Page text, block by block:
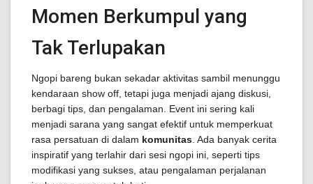
Momen Berkumpul yang
Tak Terlupakan
Ngopi bareng bukan sekadar aktivitas sambil menunggu
kendaraan show off, tetapi juga menjadi ajang diskusi,
berbagi tips, dan pengalaman. Event ini sering kali
menjadi sarana yang sangat efektif untuk memperkuat
rasa persatuan di dalam komunitas . Ada banyak cerita
inspiratif yang terlahir dari sesi ngopi ini, seperti tips
modifikasi yang sukses, atau pengalaman perjalanan